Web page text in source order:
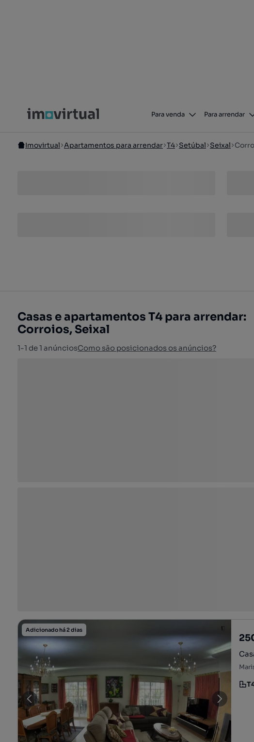
Para venda Para arrendar
Imovirtual Apartamentos para arrendar T4 Setúbal Seixal
Casas e apartamentos T4 para arrendar:
Corroios, Seixal
1-1 de 1 anúnciosComo são posicionados os anúncios?
Adicionado há 2 dias